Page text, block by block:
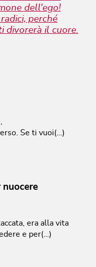
dell'ego!
perché
divorerà il cuore.
Se ti vuoi(…)
era alla vita
e per(…)